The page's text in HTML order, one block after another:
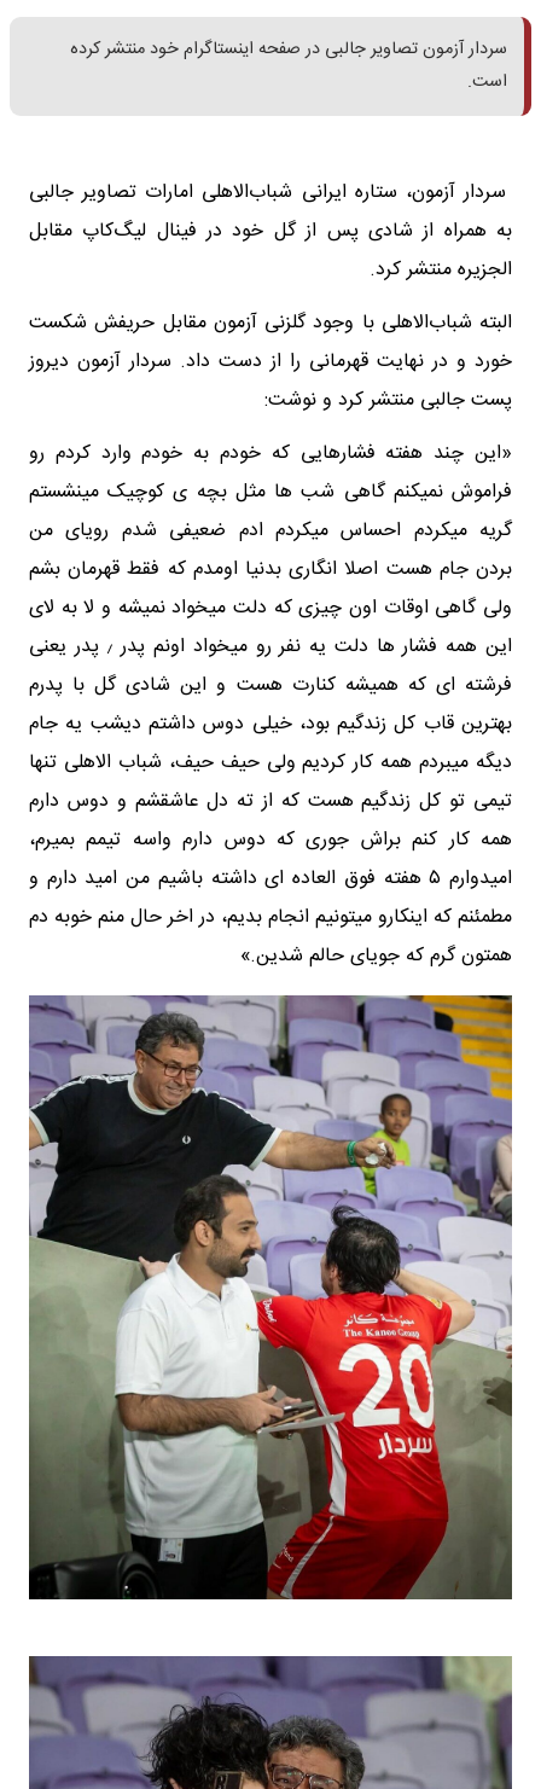
سردار آزمون تصاویر جالبی در صفحه اینستاگرام خود منتشر کرده
است.
سردار آزمون، ستاره ایرانی شباب‌الاهلی امارات تصاویر جالبی
به همراه از شادی پس از گل خود در فینال لیگ‌کاپ مقابل
الجزیره منتشر کرد.
البته شباب‌الاهلی با وجود گلزنی آزمون مقابل حریفش شکست
خورد و در نهایت قهرمانی را از دست داد. سردار آزمون دیروز
پست جالبی منتشر کرد و نوشت:
«این چند هفته فشارهایی که خودم به خودم وارد کردم رو
فراموش نمیکنم گاهی شب ها مثل بچه ی کوچیک مینشستم
گریه میکردم احساس میکردم ادم ضعیفی شدم رویای من
بردن جام هست اصلا انگاری بدنیا اومدم که فقط قهرمان بشم
ولی گاهی اوقات اون چیزی که دلت میخواد نمیشه و لا به لای
این همه فشار ها دلت یه نفر رو میخواد اونم پدر ٫ پدر یعنی
فرشته ای که همیشه کنارت هست و این شادی گل با پدرم
بهترین قاب کل زندگیم بود، خیلی دوس داشتم دیشب یه جام
دیگه میبردم همه کار کردیم ولی حیف حیف‌، شباب الاهلی تنها
تیمی تو کل زندگیم هست که از ته دل عاشقشم و دوس دارم
همه کار کنم براش جوری که دوس دارم واسه تیمم بمیرم،
امیدوارم ۵ هفته فوق العاده ای داشته باشیم من امید دارم و
مطمئنم که اینکارو میتونیم انجام بدیم، در اخر حال منم خوبه دم
همتون گرم که جویای حالم شدین.»